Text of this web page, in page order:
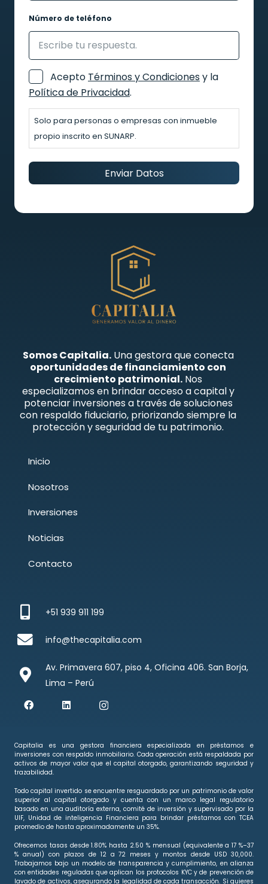
Número de teléfono
Consentimiento
Acepto Términos y Condicionesy la
Política de Privacidad.
Solo para personas o empresas con inmueble
propio inscrito en SUNARP.
Somos Capitalia.Una gestora que conecta
oportunidades de financiamiento con
crecimiento patrimonial. Nos
especializamos en brindar acceso a capital y
potenciar inversiones a través de soluciones
con respaldo fiduciario, priorizando siempre la
protección y seguridad de tu patrimonio.
Inicio
Nosotros
Inversiones
Noticias
Contacto
+51 939 911 199
info@thecapitalia.com
Av. Primavera 607, piso 4, Oficina 406. San Borja,
Lima – Perú
Capitalia es una gestora financiera especializada en préstamos e
inversiones con respaldo inmobiliario. Cada operación está respaldada por
activos de mayor valor que el capital otorgado, garantizando seguridad y
trazabilidad.
Todo capital invertido se encuentre resguardado por un patrimonio de valor
superior al capital otorgado y cuenta con un marco legal regulatorio
basado en una auditoría externa, comité de inversión y supervisado por la
UIF, Unidad de inteligencia Financiera para brindar préstamos con TCEA
promedio de hasta aproximadamente un 35%.
Ofrecemos tasas desde 1.80% hasta 2.50 % mensual (equivalente a 17 %–37
% anual) con plazos de 12 a 72 meses y montos desde USD 30,000.
Trabajamos bajo un modelo de transparencia y cumplimiento, en alianza
con entidades reguladas que aplican los protocolos KYC y de prevención de
lavado de activos, asegurando la legalidad de cada transacción. Si quieres